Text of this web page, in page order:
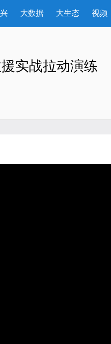
大数据 大生态 视频
实战拉动演练